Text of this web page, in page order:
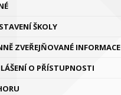
ŠKOLY
ZVEŘEJŇOVANÉ INFORMACE
O PŘÍSTUPNOSTI